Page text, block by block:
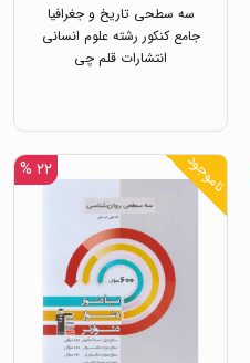
سه سطحی تاریخ و جغرافیا
جامع کنکور رشته علوم انسانی
انتشارات قلم چی
ناموجود ۲۲ %